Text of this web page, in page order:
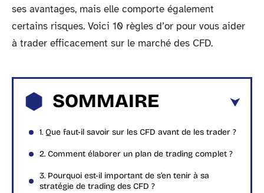
ses avantages, mais elle comporte également
certains risques. Voici 10 règles d’or pour vous aider
à trader efficacement sur le marché des CFD.
SOMMAIRE
1. Que faut-il savoir sur les CFD avant de les trader ?
2. Comment élaborer un plan de trading complet ?
3. Pourquoi est-il important de s’en tenir à sa
stratégie de trading des CFD ?